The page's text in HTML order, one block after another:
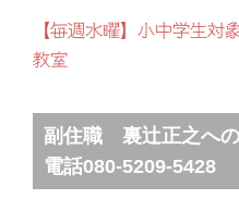
【毎週水曜】小中学生対
教室